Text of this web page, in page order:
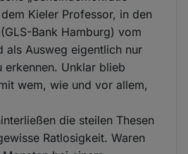
Kieler Professor, in den
Bank Hamburg) vom
als Ausweg eigentlich nur
erkennen. Unklar blieb
wem, wie und vor allem,
die steilen Thesen
Ratlosigkeit. Waren